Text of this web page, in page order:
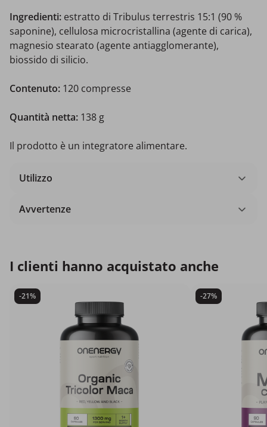
Ingredienti: estratto di Tribulus terrestris 15:1 (90 %
saponine), cellulosa microcristallina (agente di carica),
magnesio stearato (agente antiagglomerante),
biossido di silicio.
Contenuto: 120 compresse
Quantità netta: 138 g
Il prodotto è un integratore alimentare.
Utilizzo
Avvertenze
I clienti hanno acquistato anche
-21% -27%